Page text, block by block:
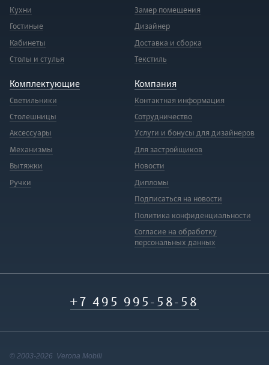
+7 495 995-58-58
Кухни
Гостиные
Кабинеты
Столы и стулья
Замер помещения
Дизайнер
Доставка и сборка
Текстиль
Комплектующие
Светильники
Столешницы
Аксессуары
Механизмы
Вытяжки
Ручки
Компания
Контактная информация
Сотрудничество
Услуги и бонусы для дизайнеров
Для застройщиков
Новости
Дипломы
Подписаться на новости
Политика конфиденциальности
Согласие на обработку
персональных данных
© 2003-2026 Verona Mobili